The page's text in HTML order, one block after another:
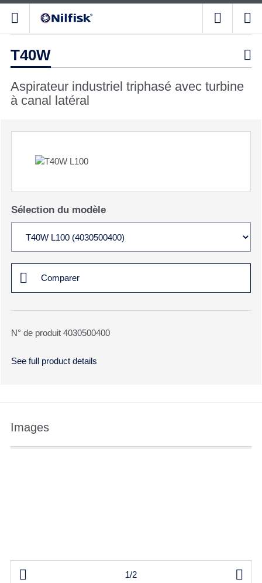
T40W 
Aspirateur industriel triphasé avec turbine
à canal latéral
Sélection du modèle
Comparer
N° de produit 4030500400
See full product details
Images
 1/2 